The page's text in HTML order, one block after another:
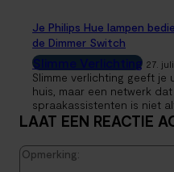
Je Philips Hue lampen
de Dimmer Switch
Slimme Verlichting 27.
Slimme verlichting geeft
huis, maar een netwerk
spraakassistenten is niet
LAAT EEN REACTIE